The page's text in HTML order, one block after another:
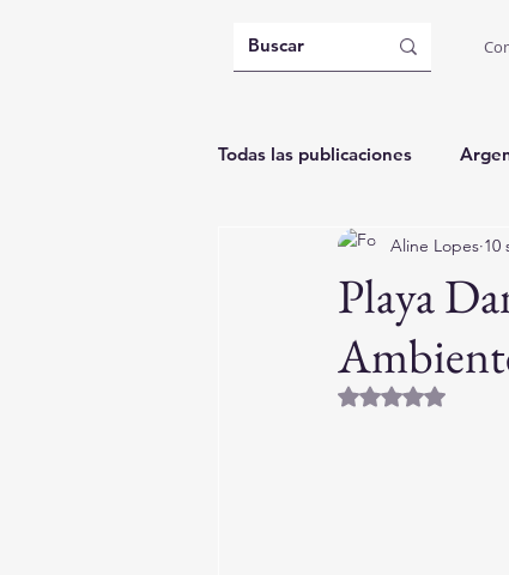
Todas las publicaciones
Brasil: Governador Celso
Playa
Aline Lopes 10
Obtuvo NaN de